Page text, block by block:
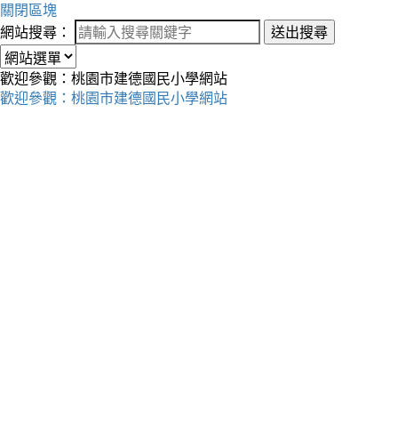
關閉區塊
網站搜尋：
送出搜尋
歡迎參觀：桃園市建德國民小學網站
歡迎參觀：桃園市建德國民小學網站